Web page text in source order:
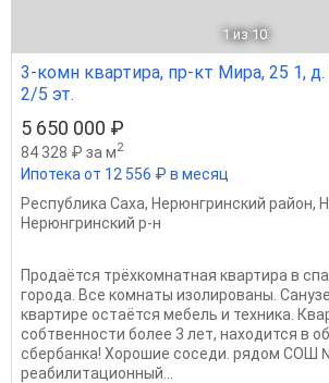
1 из 10
3-комн квартира, пр-кт Мира, 25 1, д.
2/5 эт.
5 650 000 ₽
84 328 ₽ за м2
Ипотека от 12 556 ₽ в месяц
Республика Саха, Нерюнгринский район,
Нерюнгринский р-н
Продаётся трёхкомнатная квартира в
города. Все комнаты изолированы.
квартире остаётся мебель и техника.
собтвенности более 3 лет, находится в
сбербанка! Хорошие соседи. рядом СОШ
реабилитационный...